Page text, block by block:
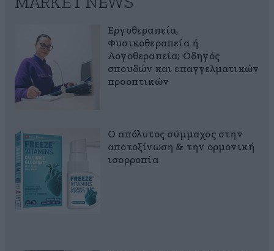
Εργοθεραπεία,
Φυσικοθεραπεία ή
Λογοθεραπεία; Οδηγός
σπουδών και επαγγελματικών
προοπτικών
Ο απόλυτος σύμμαχος στην
αποτοξίνωση & την ορμονική
ισορροπία